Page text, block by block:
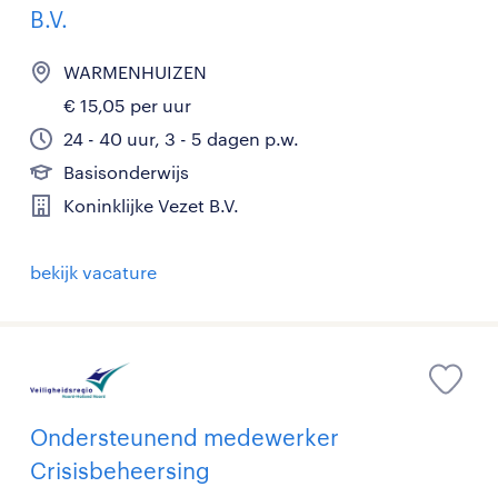
B.V.
WARMENHUIZEN
€ 15,05 per uur
24 - 40 uur, 3 - 5 dagen p.w.
Basisonderwijs
Koninklijke Vezet B.V.
bekijk vacature
Ondersteunend medewerker
Crisisbeheersing